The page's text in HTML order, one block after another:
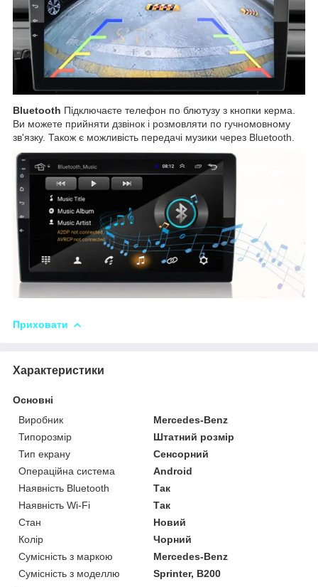
Bluetooth Підключаєте телефон по блютузу з кнопки керма.
Ви можете прийняти дзвінок і розмовляти по гучномовному
зв'язку. Також є можливість передачі музики через Bluetooth.
Приховати
Характеристики
Основні
Виробник
Mercedes-Benz
Типорозмір
Штатний розмір
Тип екрану
Сенсорний
Операційна система
Android
Наявність Bluetooth
Так
Наявність Wi-Fi
Так
Стан
Новий
Колір
Чорний
Сумісність з маркою
Mercedes-Benz
Сумісність з моделлю
Sprinter, B200